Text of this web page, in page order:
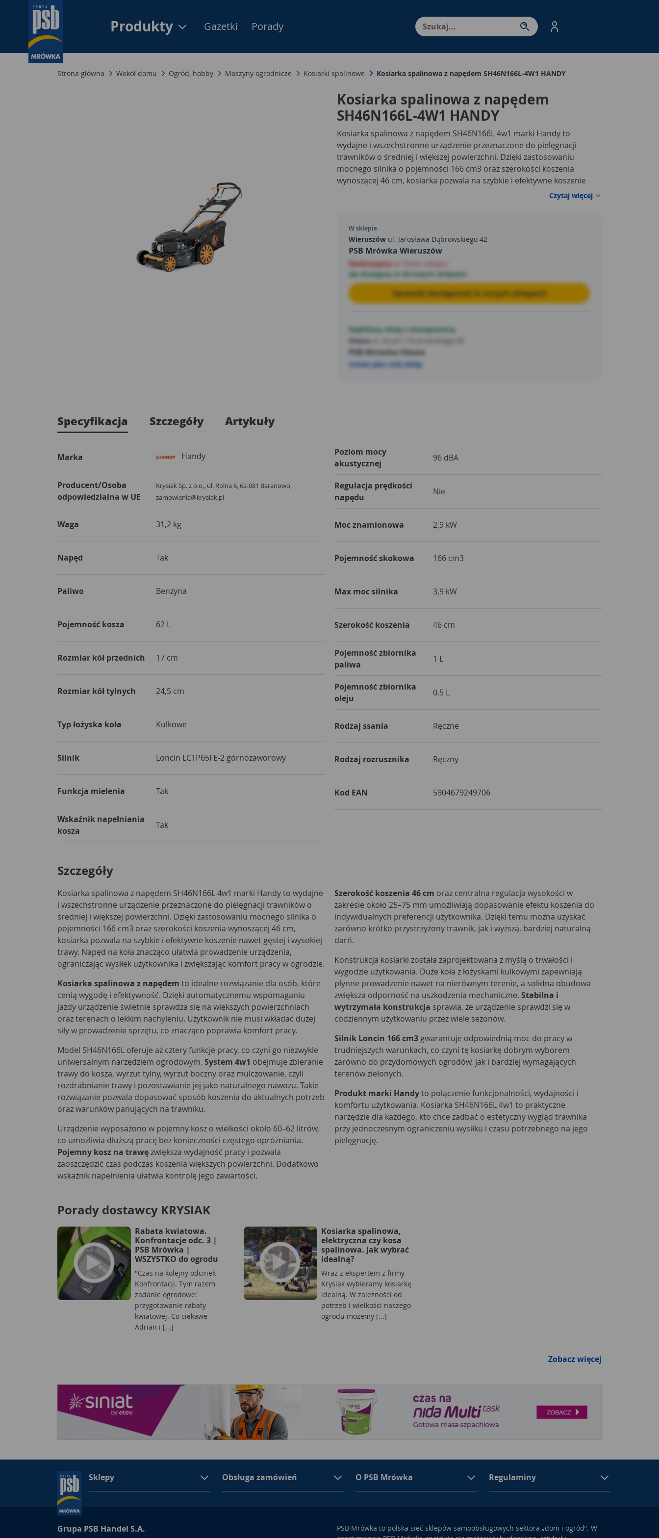
Produkty Menu Produktów, nawigacja: Enter - przejdź do strony produktów. Spacja – otwórz/
Gazetki Porady
Strona główna Wokół domu Ogród, hobby Maszyny ogrodnicze Kosiarki spalinowe Kosiarka spalinowa z napędem SH46N166L-4W1 HANDY
Kosiarka spalinowa z napędem
SH46N166L-4W1 HANDY
Kosiarka spalinowa z napędem SH46N166L 4w1 marki Handy to
wydajne i wszechstronne urządzenie przeznaczone do pielęgnacji
trawników o średniej i większej powierzchni. Dzięki zastosowaniu
mocnego silnika o pojemności 166 cm3 oraz szerokości koszenia
wynoszącej 46 cm, kosiarka pozwala na szybkie i efektywne koszenie
nawet gęstej i wysokiej trawy. Napęd na koła znacząco ułatwiaCzytaj więcej
W sklepie
Wieruszów ul. Jarosława Dąbrowskiego 42
PSB Mrówka Wieruszów
Niedostępny w Twoim sklepie
ale dostępny w 46 innych sklepach
Sprawdź dostępność w innych sklepach
Najbliższy sklep z dostępnością
Oława
ul. Ks.prł. F.Kutrowskiego 68
PSB Mrówka Oława
Ustaw jako mój sklep
Specyfikacja Szczegóły Artykuły
Marka Handy
Producent/Osoba
odpowiedzialna w UE
Krysiak Sp. z o.o., ul. Rolna 6, 62-081 Baranowo,
zamowienia@krysiak.pl
Waga 31,2 kg
Napęd Tak
Paliwo Benzyna
Pojemność kosza 62 L
Rozmiar kół przednich 17 cm
Rozmiar kół tylnych 24,5 cm
Typ łożyska koła Kulkowe
Silnik Loncin LC1P65FE-2 górnozaworowy
Funkcja mielenia Tak
Wskaźnik napełniania
kosza
Tak
Poziom mocy
akustycznej
96 dBA
Regulacja prędkości
napędu
Nie
Moc znamionowa 2,9 kW
Pojemność skokowa 166 cm3
Max moc silnika 3,9 kW
Szerokość koszenia 46 cm
Pojemność zbiornika
paliwa
1 L
Pojemność zbiornika
oleju
0,5 L
Rodzaj ssania Ręczne
Rodzaj rozrusznika Ręczny
Kod EAN 5904679249706
Szczegóły
Kosiarka spalinowa z napędem SH46N166L 4w1 marki Handy to wydajne
i wszechstronne urządzenie przeznaczone do pielęgnacji trawników o
średniej i większej powierzchni. Dzięki zastosowaniu mocnego silnika o
pojemności 166 cm3 oraz szerokości koszenia wynoszącej 46 cm,
kosiarka pozwala na szybkie i efektywne koszenie nawet gęstej i wysokiej
trawy. Napęd na koła znacząco ułatwia prowadzenie urządzenia,
ograniczając wysiłek użytkownika i zwiększając komfort pracy w ogrodzie.
Kosiarka spalinowa z napędem to idealne rozwiązanie dla osób, które
cenią wygodę i efektywność. Dzięki automatycznemu wspomaganiu
jazdy urządzenie świetnie sprawdza się na większych powierzchniach
oraz terenach o lekkim nachyleniu. Użytkownik nie musi wkładać dużej
siły w prowadzenie sprzętu, co znacząco poprawia komfort pracy.
Model SH46N166L oferuje aż cztery funkcje pracy, co czyni go niezwykle
uniwersalnym narzędziem ogrodowym. System 4w1 obejmuje zbieranie
trawy do kosza, wyrzut tylny, wyrzut boczny oraz mulczowanie, czyli
rozdrabnianie trawy i pozostawianie jej jako naturalnego nawozu. Takie
rozwiązanie pozwala dopasować sposób koszenia do aktualnych potrzeb
oraz warunków panujących na trawniku.
Urządzenie wyposażono w pojemny kosz o wielkości około 60–62 litrów,
co umożliwia dłuższą pracę bez konieczności częstego opróżniania.
Pojemny kosz na trawęzwiększa wydajność pracy i pozwala
zaoszczędzić czas podczas koszenia większych powierzchni. Dodatkowo
wskaźnik napełnienia ułatwia kontrolę jego zawartości.
Szerokość koszenia 46 cm oraz centralna regulacja wysokości w
zakresie około 25–75 mm umożliwiają dopasowanie efektu koszenia do
indywidualnych preferencji użytkownika. Dzięki temu można uzyskać
zarówno krótko przystrzyżony trawnik, jak i wyższą, bardziej naturalną
darń.
Konstrukcja kosiarki została zaprojektowana z myślą o trwałości i
wygodzie użytkowania. Duże koła z łożyskami kulkowymi zapewniają
płynne prowadzenie nawet na nierównym terenie, a solidna obudowa
zwiększa odporność na uszkodzenia mechaniczne. Stabilna i
wytrzymała konstrukcja sprawia, że urządzenie sprawdzi się w
codziennym użytkowaniu przez wiele sezonów.
Silnik Loncin 166 cm3 gwarantuje odpowiednią moc do pracy w
trudniejszych warunkach, co czyni tę kosiarkę dobrym wyborem
zarówno do przydomowych ogrodów, jak i bardziej wymagających
terenów zielonych.
Produkt marki Handyto połączenie funkcjonalności, wydajności i
komfortu użytkowania. Kosiarka SH46N166L 4w1 to praktyczne
narzędzie dla każdego, kto chce zadbać o estetyczny wygląd trawnika
przy jednoczesnym ograniczeniu wysiłku i czasu potrzebnego na jego
pielęgnację.
Porady dostawcy KRYSIAK
Rabata kwiatowa.
Konfrontacje odc. 3 |
PSB Mrówka |
WSZYSTKO do ogrodu
"Czas na kolejny odcinek
Konfrontacji. Tym razem
zadanie ogrodowe:
przygotowanie rabaty
kwiatowej. Co ciekawe
Adrian i [...]
Kosiarka spalinowa,
elektryczna czy kosa
spalinowa. Jak wybrać
idealną?
Wraz z ekspertem z firmy
Krysiak wybieramy kosiarkę
idealną. W zależności od
potrzeb i wielkości naszego
ogrodu możemy [...]
Zobacz więcej
Sklepy Obsługa zamówień O PSB Mrówka Regulaminy
Grupa PSB Handel S.A.
PSB Mrówka to polska sieć sklepów samoobsługowych sektora „dom i ogród”. W